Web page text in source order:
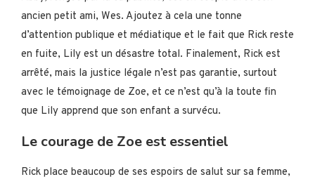
ancien petit ami, Wes. Ajoutez à cela une tonne
d’attention publique et médiatique et le fait que Rick reste
en fuite, Lily est un désastre total. Finalement, Rick est
arrêté, mais la justice légale n’est pas garantie, surtout
avec le témoignage de Zoe, et ce n’est qu’à la toute fin
que Lily apprend que son enfant a survécu.
Le courage de Zoe est essentiel
Rick place beaucoup de ses espoirs de salut sur sa femme,